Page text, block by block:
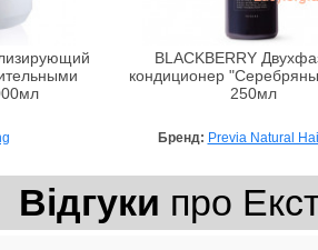
BLACKBERRY
кондиционер
250мл
Бренд: Previa Natural
Відгуки про